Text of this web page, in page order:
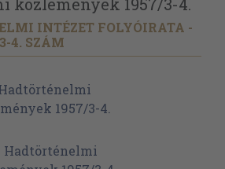
INTÉZET FOLYÓIRATA -
4. SZÁM